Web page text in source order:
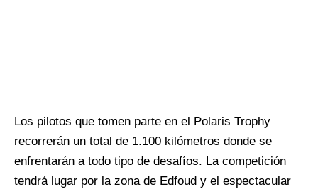
Los pilotos que tomen parte en el Polaris Trophy
recorrerán un total de 1.100 kilómetros donde se
enfrentarán a todo tipo de desafíos. La competición
tendrá lugar por la zona de Edfoud y el espectacular